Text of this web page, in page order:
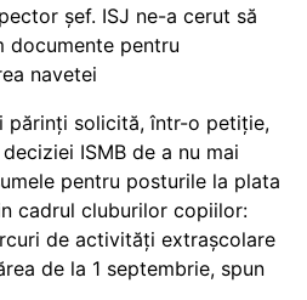
șef. ISJ ne-a cerut să
documente pentru
navetei
părinți solicită, într-o petiție,
ISMB de a nu mai
pentru posturile la plata
cadrul cluburilor copiilor:
de activități extrașcolare
de la 1 septembrie, spun